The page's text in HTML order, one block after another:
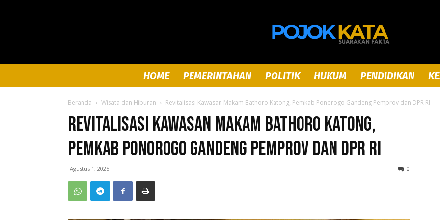
Pojok
Kata
HOME PEMERINTAHAN POLITIK HUKUM PENDIDIKAN
Beranda Wisata dan Hiburan Revitalisasi Kawasan Makam Bathoro Katong, Pemkab Ponorogo Gandeng Pemprov dan DPR RI
Revitalisasi Kawasan Makam Bathoro Katong,
Pemkab Ponorogo Gandeng Pemprov dan DPR RI
Agustus 1, 2025 0